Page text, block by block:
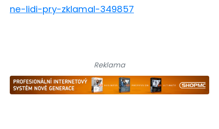
ne-lidi-pry-zklamal-349857
Reklama